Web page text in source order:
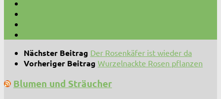
Nächster Beitrag Der Rosenkäfer ist wieder da
Vorheriger Beitrag Wurzelnackte Rosen pflanzen
Blumen und Sträucher